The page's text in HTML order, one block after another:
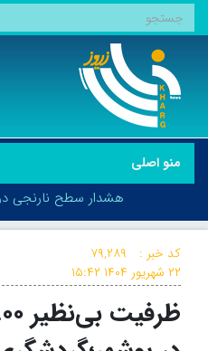
منو اصلی
هشدار سطح نارنجی
هشدار سطح نارنجی
کد خبر :
۷۹,۲۸۹
۲۲ شهریور ۱۴۰۴
۱۵:۴۲